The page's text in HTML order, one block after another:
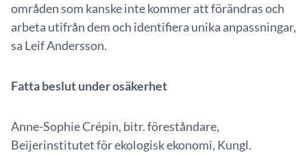
områden som kanske inte kommer att förändras och
arbeta utifrån dem och identifiera unika anpassningar,
sa Leif Andersson.
Fatta beslut under osäkerhet
Anne-Sophie Crépin, bitr. föreståndare,
Beijerinstitutet för ekologisk ekonomi, Kungl.